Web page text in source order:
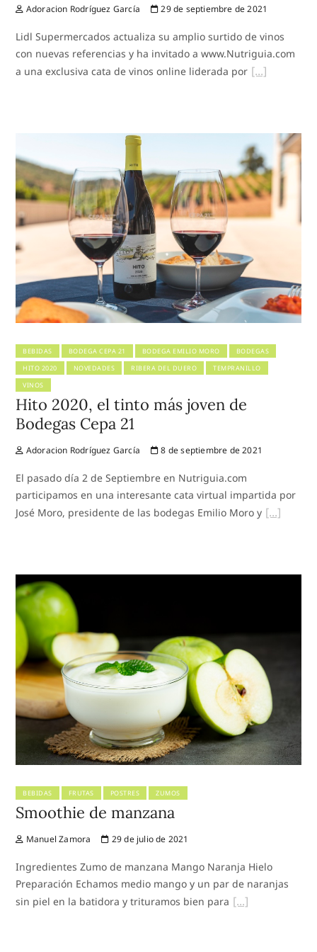
Adoracion Rodríguez García 29 de septiembre de 2021
Lidl Supermercados actualiza su amplio surtido de vinos
con nuevas referencias y ha invitado a www.Nutriguia.com
a una exclusiva cata de vinos online liderada por
BEBIDAS BODEGA CEPA 21 BODEGA EMILIO MORO
BODEGAS
HITO 2020
NOVEDADES RIBERA DEL DUERO
TEMPRANILLO
VINOS
Hito 2020, el tinto más joven de
Bodegas Cepa 21
Adoracion Rodríguez García 8 de septiembre de 2021
El pasado día 2 de Septiembre en Nutriguia.com
participamos en una interesante cata virtual impartida por
José Moro, presidente de las bodegas Emilio Moro y
BEBIDAS FRUTAS POSTRES ZUMOS
Smoothie de manzana
Manuel Zamora 29 de julio de 2021
Ingredientes Zumo de manzana Mango Naranja Hielo
Preparación Echamos medio mango y un par de naranjas
sin piel en la batidora y trituramos bien para